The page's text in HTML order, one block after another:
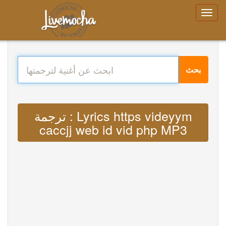
بحث
ترجمة : Lyrics https videyym
caccjj web id vid php MP3